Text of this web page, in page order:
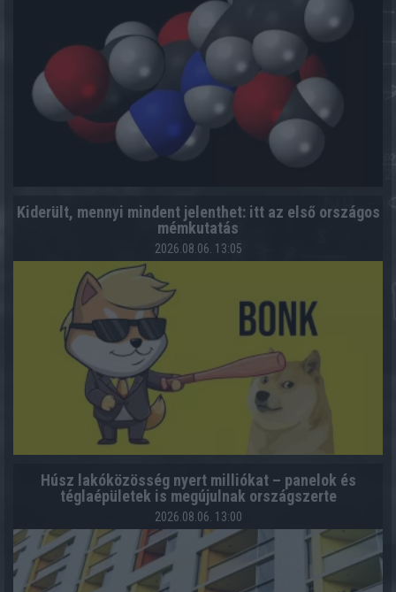
Kiderült, mennyi mindent jelenthet: itt az első országos
mémkutatás
2026.08.06. 13:05
Húsz lakóközösség nyert milliókat – panelok és
téglaépületek is megújulnak országszerte
2026.08.06. 13:00